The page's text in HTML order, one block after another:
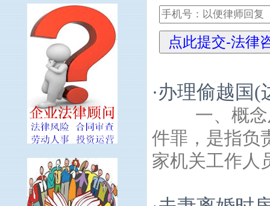
·办理偷越国(
一、概念
件罪，是指负
家机关工作人